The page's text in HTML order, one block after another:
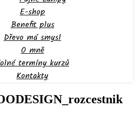
E-shop
Benefit plus
Dřevo má smysl
O mně
termíny kurzů
Kontakty